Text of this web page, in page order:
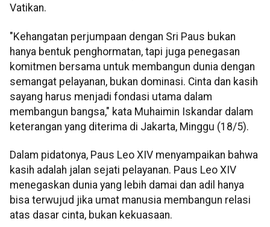
Vatikan.
"Kehangatan perjumpaan dengan Sri Paus bukan
hanya bentuk penghormatan, tapi juga penegasan
komitmen bersama untuk membangun dunia dengan
semangat pelayanan, bukan dominasi. Cinta dan kasih
sayang harus menjadi fondasi utama dalam
membangun bangsa," kata Muhaimin Iskandar dalam
keterangan yang diterima di Jakarta, Minggu (18/5).
Dalam pidatonya, Paus Leo XIV menyampaikan bahwa
kasih adalah jalan sejati pelayanan. Paus Leo XIV
menegaskan dunia yang lebih damai dan adil hanya
bisa terwujud jika umat manusia membangun relasi
atas dasar cinta, bukan kekuasaan.